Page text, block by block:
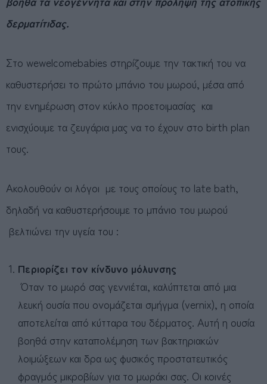
δερματίτιδας.
Στο wewelcomebabies στηρίζουμε την τακτική του να
καθυστερήσει το πρώτο μπάνιο του μωρού, μέσα από
την ενημέρωση στον κύκλο προετοιμασίας και
ενισχύουμε τα ζευγάρια μας να το έχουν στο birth plan
τους.
Ακολουθούν οι λόγοι με τους οποίους το late bath,
δηλαδή να καθυστερήσουμε το μπάνιο του μωρού
βελτιώνει την υγεία του :
Περιορίζει τον κίνδυνο μόλυνσης
Όταν το μωρό σας γεννιέται, καλύπτεται από μια
λευκή ουσία που ονομάζεται σμήγμα (vernix), η οποία
αποτελείται από κύτταρα του δέρματος. Αυτή η ουσία
βοηθά στην καταπολέμηση των βακτηριακών
λοιμώξεων και δρα ως φυσικός προστατευτικός
φραγμός μικροβίων για το μωράκι σας. Οι κοινές